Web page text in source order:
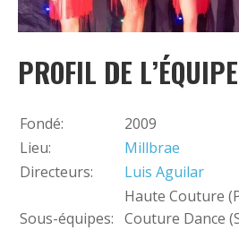
TuneTempo
+ Ajouter un événement
PROFIL DE L’ÉQUIPE
Fondé:
2009
Lieu:
Millbrae
Directeurs:
Luis Aguilar
Sous-équipes:
Haute Couture
Couture Dance